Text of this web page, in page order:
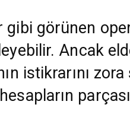
gibi görünen
Ancak
istikrarını